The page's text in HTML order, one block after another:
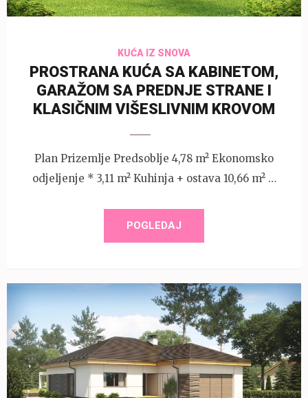
KUĆA IZ SNOVA
PROSTRANA KUĆA SA KABINETOM,
GARAŽOM SA PREDNJE STRANE I
KLASIČNIM VIŠESLIVNIM KROVOM
Plan Prizemlje Predsoblje 4,78 m² Ekonomsko
odjeljenje * 3,11 m² Kuhinja + ostava 10,66 m² …
POGLEDAJ